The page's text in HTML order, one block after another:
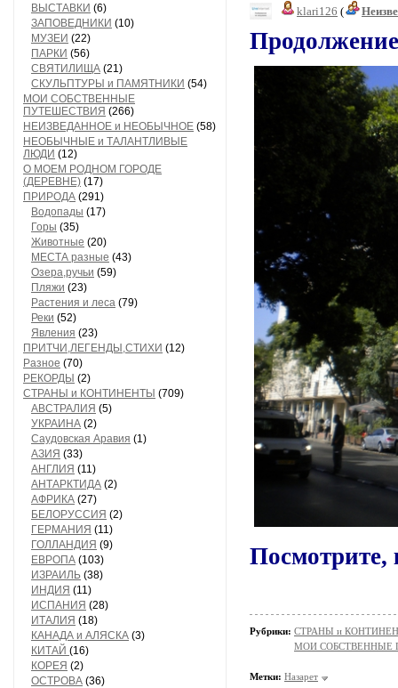
ВЫСТАВКИ (6)
ЗАПОВЕДНИКИ (10)
МУЗЕИ (22)
ПАРКИ (56)
СВЯТИЛИЩА (21)
СКУЛЬПТУРЫ и ПАМЯТНИКИ (54)
МОИ СОБСТВЕННЫЕ
ПУТЕШЕСТВИЯ (266)
НЕИЗВЕДАННОЕ и НЕОБЫЧНОЕ (58)
НЕОБЫЧНЫЕ и ТАЛАНТЛИВЫЕ
ЛЮДИ (12)
О МОЕМ РОДНОМ ГОРОДЕ
(ДЕРЕВНЕ) (17)
ПРИРОДА (291)
Водопады (17)
Горы (35)
Животные (20)
МЕСТА разные (43)
Озера,ручьи (59)
Пляжи (23)
Растения и леса (79)
Реки (52)
Явления (23)
ПРИТЧИ,ЛЕГЕНДЫ,СТИХИ (12)
Разное (70)
РЕКОРДЫ (2)
СТРАНЫ и КОНТИНЕНТЫ (709)
АВСТРАЛИЯ (5)
УКРАИНА (2)
Саудовская Аравия (1)
АЗИЯ (33)
АНГЛИЯ (11)
АНТАРКТИДА (2)
АФРИКА (27)
БЕЛОРУССИЯ (2)
ГЕРМАНИЯ (11)
ГОЛЛАНДИЯ (9)
ЕВРОПА (103)
ИЗРАИЛЬ (38)
ИНДИЯ (11)
ИСПАНИЯ (28)
ИТАЛИЯ (18)
КАНАДА и АЛЯСКА (3)
КИТАЙ (16)
КОРЕЯ (2)
ОСТРОВА (36)
klari126 (
Посмотрите,
Рубрики: СТРАНЫ и
МОИ СОБСТВЕННЫЕ
Метки: Назарет